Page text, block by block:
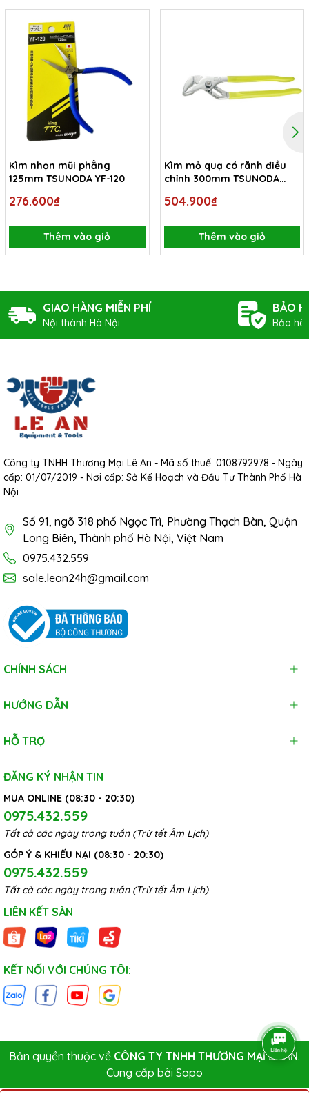
Kìm nhọn mũi phẳng
125mm TSUNODA YF-120
276.600₫
Thêm vào giỏ
Kìm mỏ quạ có rãnh điều
chỉnh 300mm TSUNODA
504.900₫
Thêm vào giỏ
GIAO HÀNG MIỄN PHÍ
Nội thành Hà Nội
BẢO
Bảo
Công ty TNHH Thương Mại Lê An - Mã số thuế: 0108792978 - Ngày
cấp: 01/07/2019 - Nơi cấp: Sở Kế Hoạch và Đầu Tư Thành Phố Hà
Nội
Số 91, ngõ 318 phố Ngọc Trì, Phường Thạch Bàn, Quận
Long Biên, Thành phố Hà Nội, Việt Nam
0975.432.559
sale.lean24h@gmail.com
CHÍNH SÁCH
HƯỚNG DẪN
HỖ TRỢ
ĐĂNG KÝ NHẬN TIN
MUA ONLINE (08:30 - 20:30)
0975.432.559
Tất cả các ngày trong tuần (Trừ tết Âm Lịch)
GÓP Ý & KHIẾU NẠI (08:30 - 20:30)
0975.432.559
Tất cả các ngày trong tuần (Trừ tết Âm Lịch)
LIÊN KẾT SÀN
KẾT NỐI VỚI CHÚNG TÔI:
Bản quyền thuộc về CÔNG TY TNHH THƯƠNG MẠI LÊ AN.
Cung cấp bởi Sapo